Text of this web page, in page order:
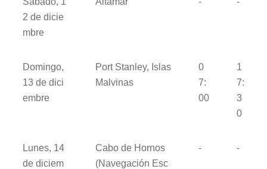
2 de dicie
mbre
Domingo,
13 de dici
embre
Port Stanley, Islas
Malvinas
0
7:
00
1
7:
3
0
Lunes, 14
de diciem
Cabo de Hornos
(Navegación Esc
- -